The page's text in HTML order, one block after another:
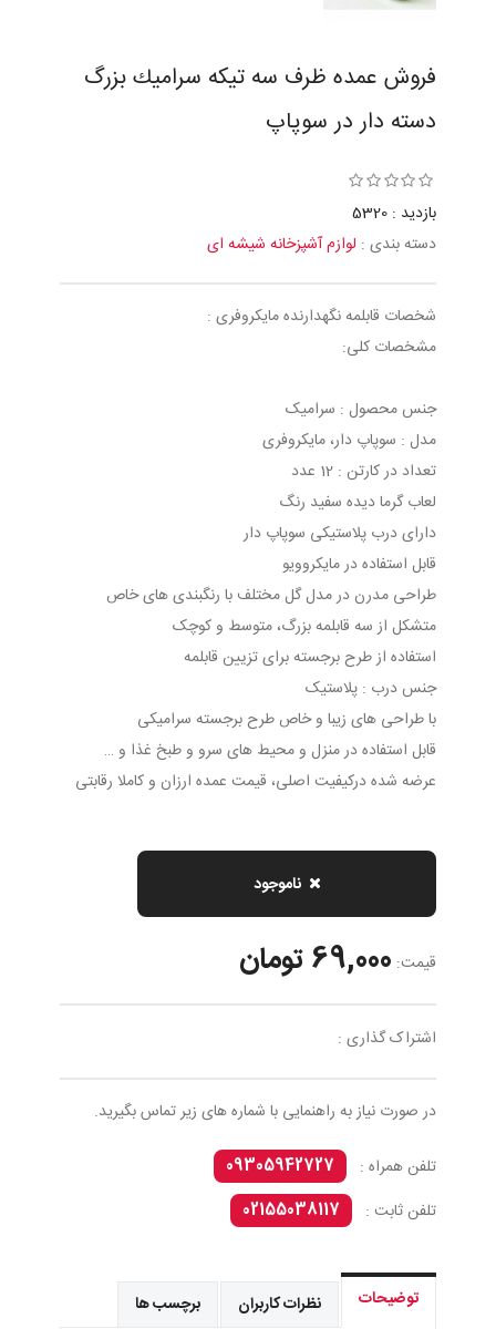
فروش عمده ظرف سه تيكه سراميك بزرگ
دسته دار در سوپاپ
بازدید : 5320
دسته بندی : لوازم آشپزخانه شیشه ای
شخصات قابلمه نگهدارنده مایکروفری :
مشخصات کلی:
جنس محصول : سرامیک
مدل : سوپاپ دار، مایکروفری
تعداد در کارتن : 12 عدد
لعاب گرما دیده سفید رنگ
دارای درب پلاستیکی سوپاپ دار
قابل استفاده در مایکروویو
طراحی مدرن در مدل گل مختلف با رنگبندی های خاص
متشکل از سه قابلمه بزرگ، متوسط و کوچک
استفاده از طرح برجسته برای تزیین قابلمه
جنس درب : پلاستیک
با طراحی های زیبا و خاص طرح برجسته سرامیکی
قابل استفاده در منزل و محیط های سرو و طبخ غذا و …
عرضه شده درکیفیت اصلی، قیمت عمده ارزان و کاملا رقابتی
ناموجود
قیمت: 69,000 تومان
اشتراک گذاری :
در صورت نیاز به راهنمایی با شماره های زیر تماس بگیرید.
تلفن همراه :
09305942727
تلفن ثابت :
02155038117
توضیحات نظرات کاربران برچسب ها